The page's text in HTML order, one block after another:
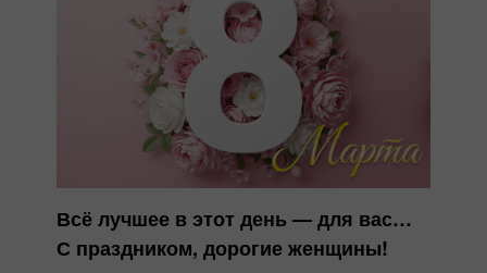
Всё лучшее в этот день — для вас…
С праздником, дорогие женщины!